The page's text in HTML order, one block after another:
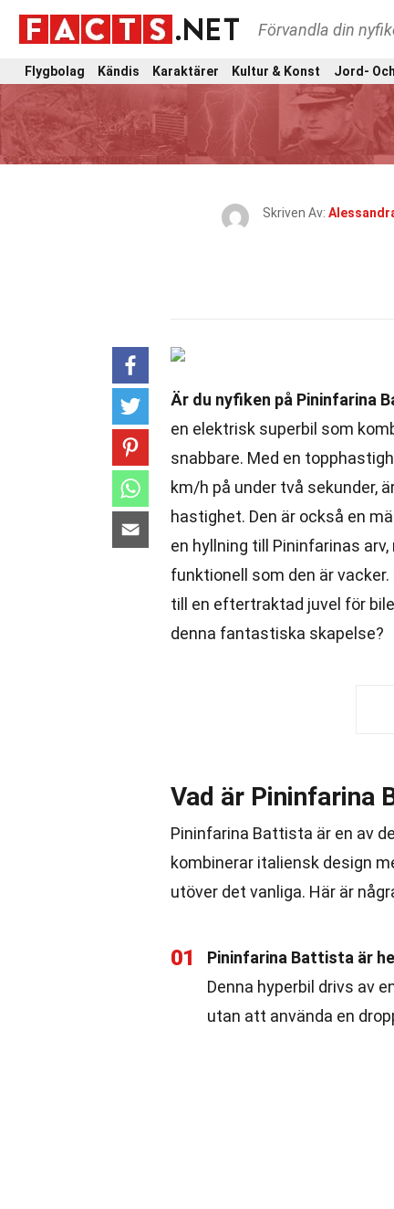
Förvandla din
Flygbolag Kändis Karaktärer Kultur & Konst Jord-
Skriven Av:
Är du nyfiken på Pininfarina
en elektrisk superbil som
snabbare. Med en
km/h på under två sekunder,
hastighet. Den är också en
en hyllning till Pininfarinas
funktionell som den är
till en eftertraktad juvel för
denna fantastiska skapelse?
Vad är Pininfarina
Pininfarina Battista är en av
kombinerar italiensk design
utöver det vanliga. Här är
01
Pininfarina Battista är
Denna hyperbil drivs av
utan att använda en